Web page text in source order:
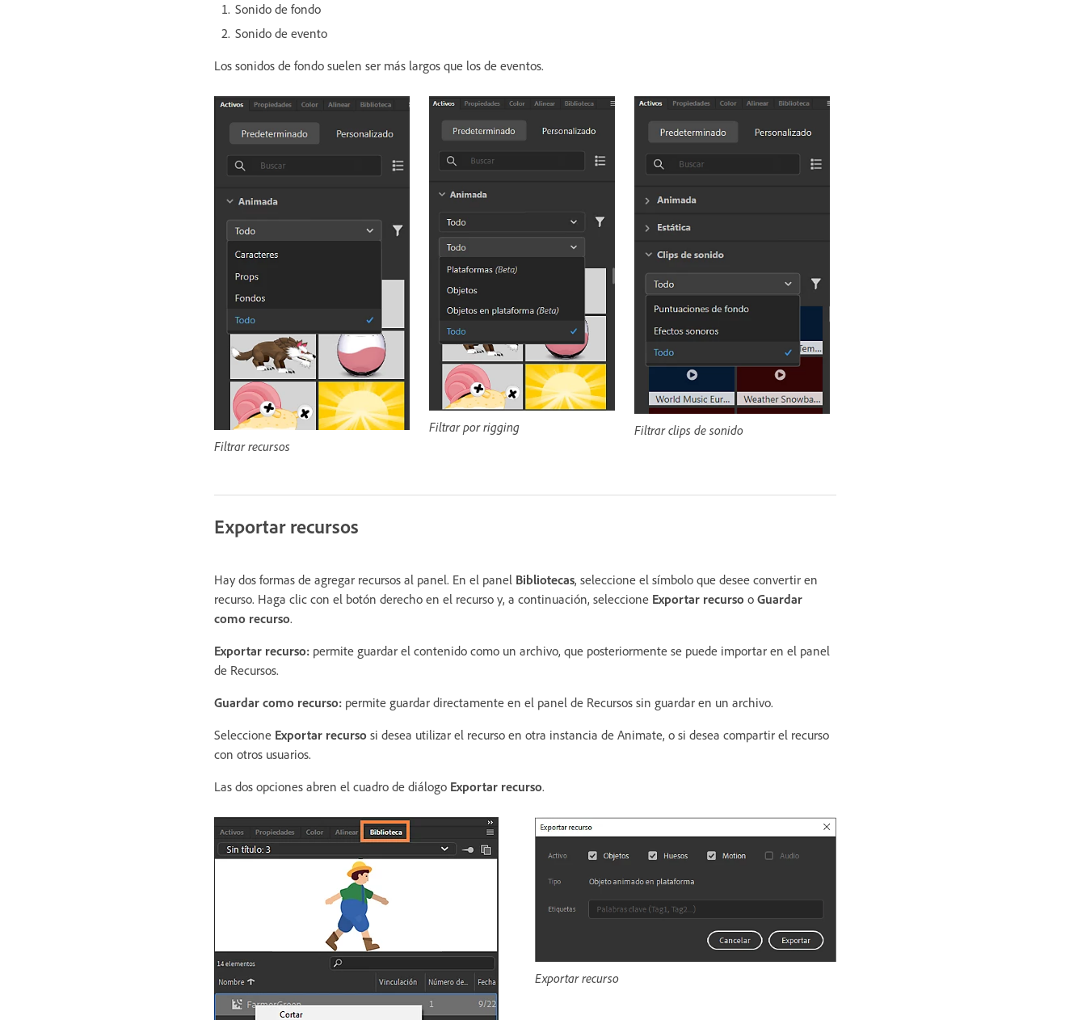
Sonido de fondo
Sonido de evento
Los sonidos de fondo suelen ser más largos que los de eventos.
Filtrar recursos
Filtrar por rigging Filtrar clips de sonido
Exportar recursos
Hay dos formas de agregar recursos al panel. En el panel Bibliotecas, seleccione el símbolo que desee convertir en
recurso. Haga clic con el botón derecho en el recurso y, a continuación, seleccione Exportar recurso o Guardar
como recurso.
Exportar recurso: permite guardar el contenido como un archivo, que posteriormente se puede importar en el panel
de Recursos.
Guardar como recurso: permite guardar directamente en el panel de Recursos sin guardar en un archivo.
Seleccione Exportar recurso si desea utilizar el recurso en otra instancia de Animate, o si desea compartir el recurso
con otros usuarios.
Las dos opciones abren el cuadro de diálogo Exportar recurso.
Exportar recurso